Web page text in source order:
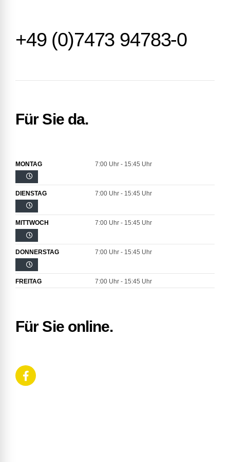
+49 (0)7473 94783-0
Für Sie da.
MONTAG 7:00 Uhr - 15:45 Uhr
DIENSTAG 7:00 Uhr - 15:45 Uhr
MITTWOCH 7:00 Uhr - 15:45 Uhr
DONNERSTAG 7:00 Uhr - 15:45 Uhr
FREITAG 7:00 Uhr - 15:45 Uhr
Für Sie online.